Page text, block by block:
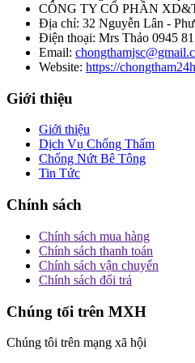
CÔNG TY CỔ PHẦN
Địa chỉ: 32 Nguyễn Lân -
Điện thoại: Mrs Thảo 0945
Email:
Website: https://
Giới thiệu
Giới thiệu
Dịch Vụ Chống Thấm
Chống Nứt Bê Tông
Tin Tức
Chính sách
Chính sách mua hàng
Chính sách thanh toán
Chính sách vận chuyển
Chính sách đổi trả
Chúng tối trên MXH
Chúng tôi trên mạng xã hội